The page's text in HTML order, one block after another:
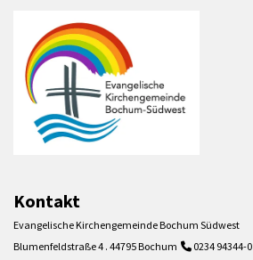
Kontakt
Evangelische Kirchengemeinde Bochum Südwest
Blumenfeldstraße 4 . 44795 Bochum  0234 94344-0